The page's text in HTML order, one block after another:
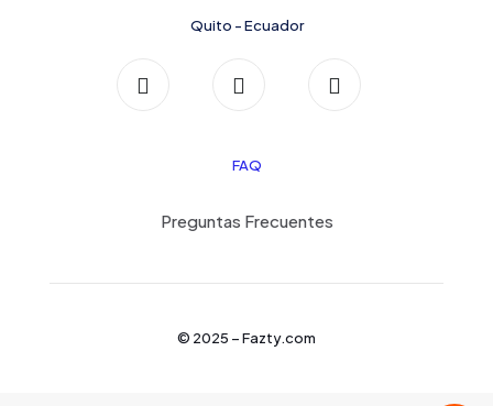
Quito - Ecuador
FAQ
Preguntas Frecuentes
© 2025 –Fazty.com